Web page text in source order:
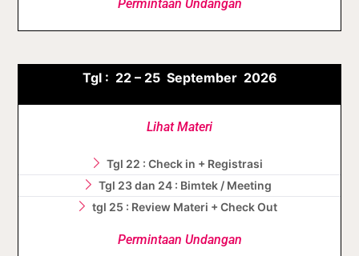
Permintaan Undangan
Tgl : 22 – 25 September 2026
Lihat Materi
Tgl 22 : Check in + Registrasi
Tgl 23 dan 24 : Bimtek / Meeting
tgl 25 : Review Materi + Check Out
Permintaan Undangan